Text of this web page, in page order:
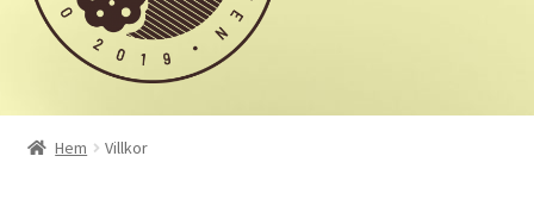
Hem
Hem Villkor